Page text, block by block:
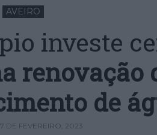
AVEIRO
investe
renovação
de
7 DE FEVEREIRO, 2023